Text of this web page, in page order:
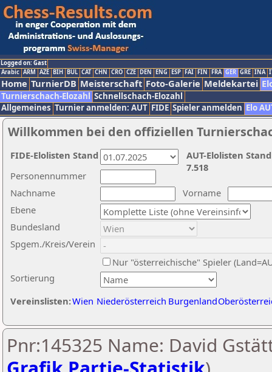
Logged on: Gast
Arabic ARM AZE BIH BUL CAT CHN CRO CZE DEN ENG ESP FAI FIN FRA GER GRE INA
Home TurnierDB Meisterschaft Foto-Galerie Meldekartei
Turnierschach-Elozahl Schnellschach-Elozahl
Allgemeines Turnier anmelden: AUT FIDE Spieler anmelden Elo
Willkommen bei den offiziellen
Nachname
Vorname
Ebene
Sortierung
Personennummer
Bundesland
Spgem./Kreis/Verein
Nur "österreichische" Spieler
Vereinslisten:Wien Niederösterreich Burgenland
AUT-Elolisten
7.518
FIDE-Elolisten Stand
Pnr:145325 Name: David